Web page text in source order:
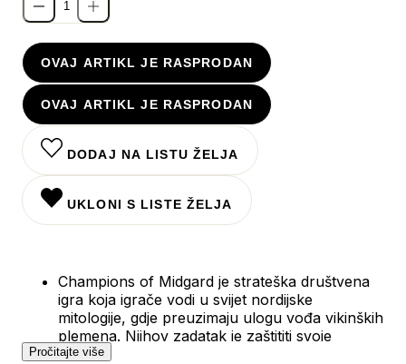
OVAJ ARTIKL JE RASPRODAN
OVAJ ARTIKL JE RASPRODAN
DODAJ NA LISTU ŽELJA
UKLONI S LISTE ŽELJA
Champions of Midgard je strateška društvena
igra koja igrače vodi u svijet nordijske
mitologije, gdje preuzimaju ulogu vođa vikinških
plemena. Njihov zadatak je zaštititi svoje
priobalno naselje od napada mitskih bića poput
Pročitajte više